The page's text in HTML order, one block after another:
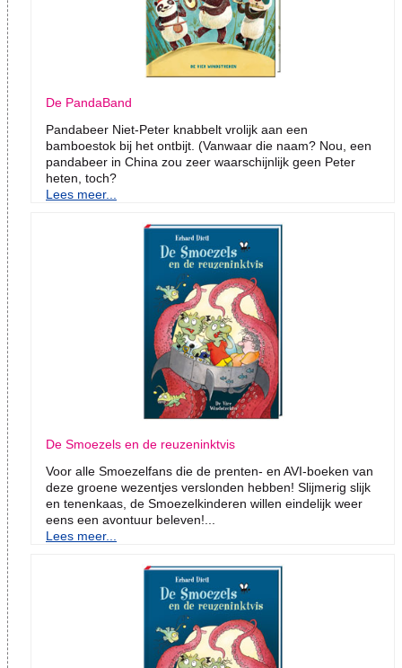
De PandaBand
Pandabeer Niet-Peter knabbelt vrolijk aan een
bamboestok bij het ontbijt. (Vanwaar die naam? Nou, een
pandabeer in China zou zeer waarschijnlijk geen Peter
heten, toch?
Lees meer...
De Smoezels en de reuzeninktvis
Voor alle Smoezelfans die de prenten- en AVI-boeken van
deze groene wezentjes verslonden hebben! Slijmerig slijk
en tenenkaas, de Smoezelkinderen willen eindelijk weer
eens een avontuur beleven!...
Lees meer...